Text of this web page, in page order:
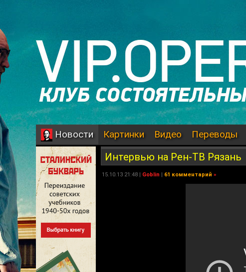
Новости Картинки Видео Переводы
Интервью на Рен-ТВ Рязань
15.10.13 21:48 | Goblin | 61 комментарий »